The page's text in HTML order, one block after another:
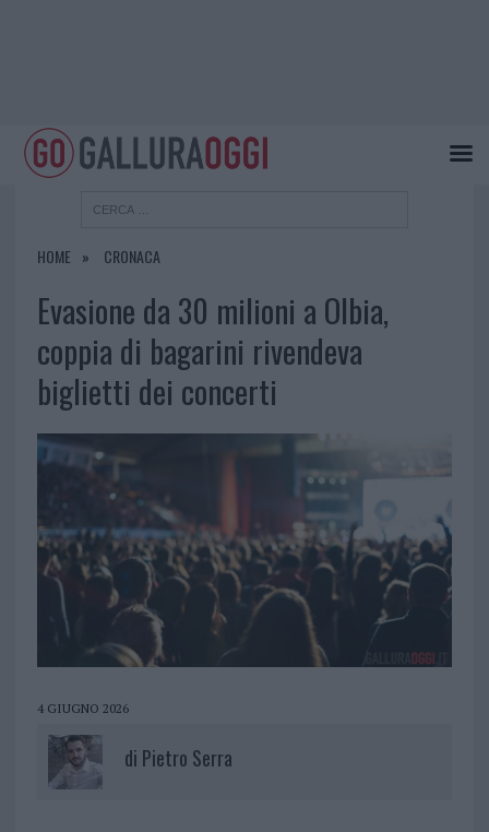
HOME CRONACA
Evasione da 30 milioni a Olbia,
coppia di bagarini rivendeva
biglietti dei concerti
4 GIUGNO 2026
di Pietro Serra